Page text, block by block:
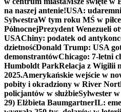
na naszej antenie!USA:
SylwestraW tym roku MŚ w
PółnocnejPrezydent Wenezueli
USAChiny: podatek od
dzietnośćDonald Trump: USA
demonstrantówChicago: 7-letni
Humboldt ParkRelacja z Wigilii
2025.Amerykańskie wejście w
pobity i okradziony w River
policjantów w służbieSylwester
29) Elżbieta BaumgartnerIL: